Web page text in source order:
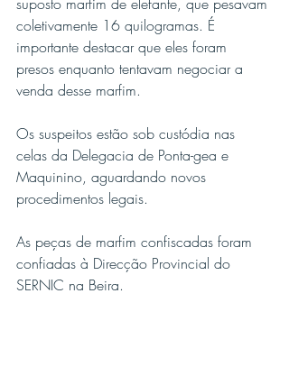
coletivamente 16 quilogramas. É
importante destacar que eles foram
presos enquanto tentavam negociar a
venda desse marfim.
Os suspeitos estão sob custódia nas
celas da Delegacia de Ponta-gea e
Maquinino, aguardando novos
procedimentos legais.
As peças de marfim confiscadas foram
confiadas à Direcção Provincial do
SERNIC na Beira.